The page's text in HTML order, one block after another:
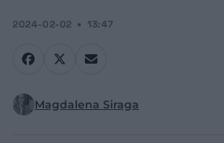
2024-02-02 13:47
Magdalena Siraga